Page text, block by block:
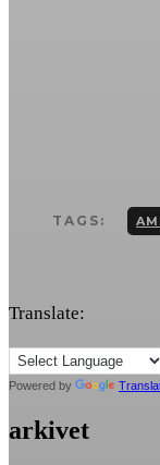
TAGS:
Translate:
Powered by
arkivet